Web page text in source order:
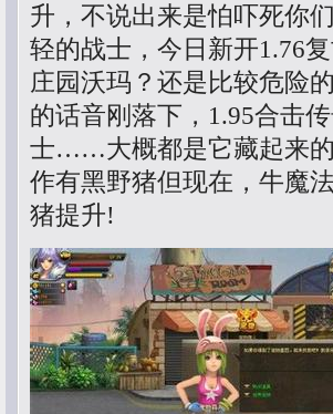
升，不说出来是怕吓死你
轻的战士，今日新开1.76
庄园沃玛？还是比较危险
的话音刚落下，1.95合击
士……大概都是它藏起来
作有黑野猪但现在，牛魔
猪提升!